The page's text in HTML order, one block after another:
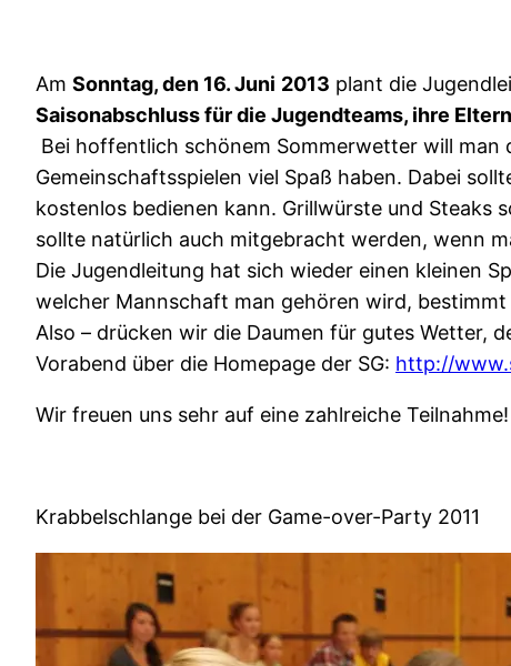
Am Sonntag, den 16. Juni 2013 plant die
Saisonabschluss für die Jugendteams, ihre
Bei hoffentlich schönem Sommerwetter will man
Gemeinschaftsspielen viel Spaß haben. Dabei
kostenlos bedienen kann. Grillwürste und Steaks
sollte natürlich auch mitgebracht werden, wenn
Die Jugendleitung hat sich wieder einen kleinen
welcher Mannschaft man gehören wird, bestimmt
Also – drücken wir die Daumen für gutes Wetter,
Vorabend über die Homepage der SG: http://
Wir freuen uns sehr auf eine
Krabbelschlange bei der Game-over-Party 2011